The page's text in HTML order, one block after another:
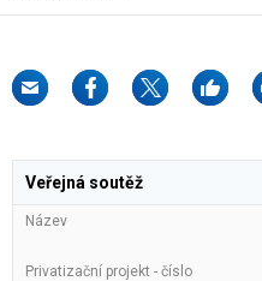
Veřejná soutěž
Název
Privatizační projekt - číslo